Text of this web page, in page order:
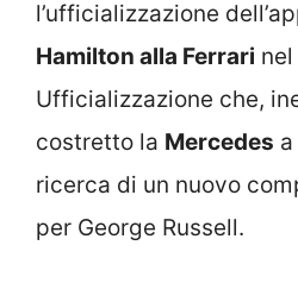
l’ufficializzazione
Hamilton alla Ferrari
Ufficializzazione che,
costretto la Mercedes
ricerca di un nuovo
per George Russell.